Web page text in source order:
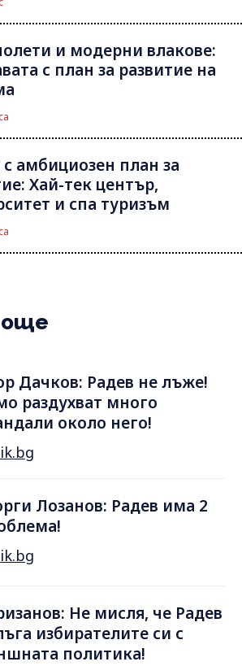
и модерни влакове:
с план за развитие на
амбициозен план за
Хай-тек център,
и спа туризъм
още
Дачков: Радев не лъже!
раздухват много
около него!
Лозанов: Радев има 2
Не мисля, че Радев
избирателите си с
политика!